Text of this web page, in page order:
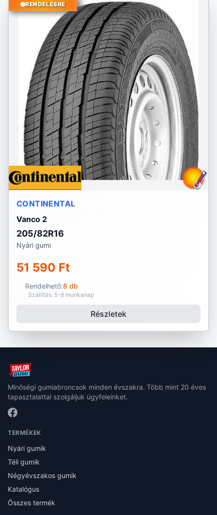
RENDELÉSRE
CONTINENTAL
Vanco 2
205/82R16
Nyári gumi
51 590 Ft
Rendelhető:8 db
Szállítás: 5-6 munkanap
Részletek
Minőségi gumiabroncsok minden évszakra. Több mint 20 éves
tapasztalattal szolgáljuk ügyfeleinket.
TERMÉKEK
Nyári gumik
Téli gumik
Négyévszakos gumik
Katalógus
Összes termék